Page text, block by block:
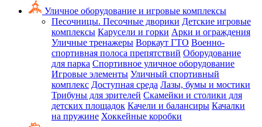
Уличное оборудование и игровые комплексы
Песочницы. Песочные дворики Детские игровые
комплексы Карусели и горки Арки и ограждения
Уличные тренажеры Воркаут ГТО Военно-
спортивная полоса препятствий Оборудование
для парка Спортивное уличное оборудование
Игровые элементы Уличный спортивный
комплекс Доступная среда Лазы, бумы и мостики
Трибуны для зрителей Скамейки и столики для
детских площадок Качели и балансиры Качалки
на пружине Хоккейные коробки